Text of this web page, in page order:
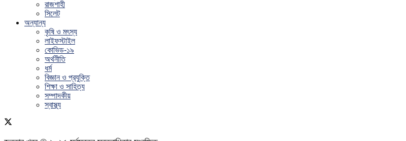
রাজশাহী
সিলেট
অন্যান্য
কৃষি ও মৎস্য
লাইফস্টাইল
কোভিড-১৯
অর্থনীতি
ধর্ম
বিজ্ঞান ও প্রযুক্তি
শিক্ষা ও সাহিত্য
সম্পাদকীয়
স্বাস্থ্য